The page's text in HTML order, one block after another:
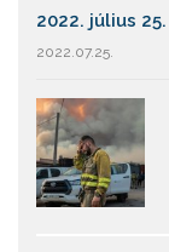
2022. július 25.
2022.07.25.